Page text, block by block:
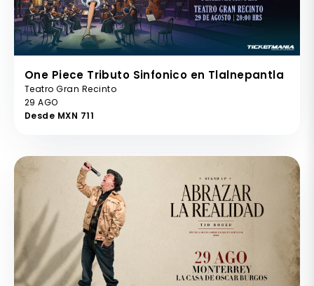
One Piece Tributo Sinfonico en Tlalnepantla
Teatro Gran Recinto
29 AGO
Desde MXN 711